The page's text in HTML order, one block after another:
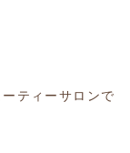
ティーサロンで